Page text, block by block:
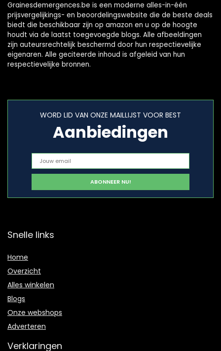
Grainesdemergences.be is een moderne alles-in-één
prijsvergelijkings- en beoordelingswebsite die de beste deals
biedt die beschikbaar zijn op amazon en u op de hoogte
houdt via de laatst toegevoegde blogs. Alle afbeeldingen
zijn auteursrechtelijk beschermd door hun respectievelijke
eigenaren. Alle geciteerde inhoud is afgeleid van hun
respectievelijke bronnen.
WORD LID VAN ONZE MAILLIJST VOOR BEST
Aanbiedingen
Snelle links
Home
Overzicht
Alles winkelen
Blogs
Onze webshops
Adverteren
Verklaringen